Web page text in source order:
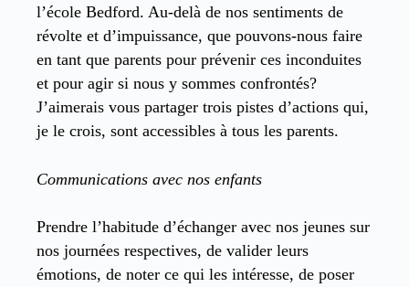
l’école Bedford. Au-delà de nos sentiments de
révolte et d’impuissance, que pouvons-nous faire
en tant que parents pour prévenir ces inconduites
et pour agir si nous y sommes confrontés?
J’aimerais vous partager trois pistes d’actions qui,
je le crois, sont accessibles à tous les parents.
Communications avec nos enfants
Prendre l’habitude d’échanger avec nos jeunes sur
nos journées respectives, de valider leurs
émotions, de noter ce qui les intéresse, de poser